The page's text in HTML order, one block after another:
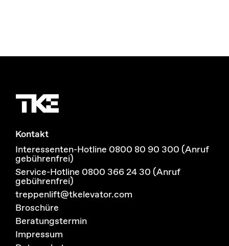
Kontakt
Interessenten-Hotline 0800 80 90 300 (Anruf
gebührenfrei)
Service-Hotline 0800 366 24 30 (Anruf
gebührenfrei)
treppenlift@tkelevator.com
Broschüre
Beratungstermin
Impressum